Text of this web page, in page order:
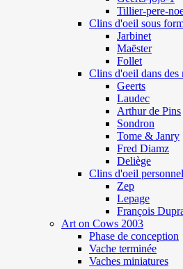
Tillier-pere-
Clins d'oeil sous
Jarbinet
Maëster
Follet
Clins d'oeil dans des
Geerts
Laudec
Arthur de Pins
Sondron
Tome & Janry
Fred Diamz
Deliège
Clins d'oeil
Zep
Lepage
François
Art on Cows 2003
Phase de conception
Vache terminée
Vaches miniatures